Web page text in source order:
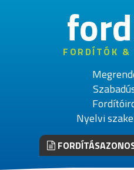
FORDÍTÓK &
Nyelvi